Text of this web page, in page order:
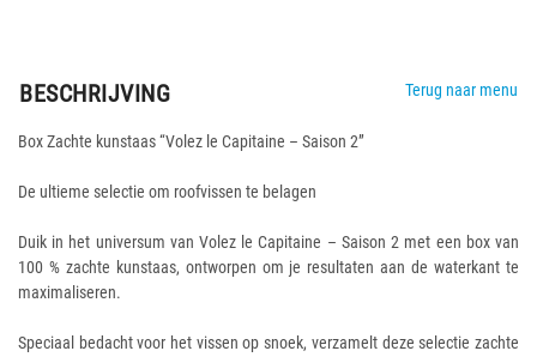
BESCHRIJVING Terug naar menu
Box Zachte kunstaas “Volez le Capitaine – Saison 2”
De ultieme selectie om roofvissen te belagen
Duik in het universum van Volez le Capitaine – Saison 2 met een box van
100 % zachte kunstaas, ontworpen om je resultaten aan de waterkant te
maximaliseren.
Speciaal bedacht voor het vissen op snoek, verzamelt deze selectie zachte